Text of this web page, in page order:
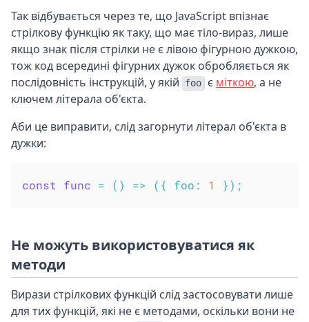
Так відбувається через те, що JavaScript впізнає
стрілкову функцію як таку, що має тіло-вираз, лише
якщо знак після стрілки не є лівою фігурною дужкою,
тож код всередині фігурних дужок обробляється як
послідовність інструкцій, у якій
foo є міткою, а не
ключем літерала об'єкта.
Аби це виправити, слід загорнути літерал об'єкта в
дужки:
const func = ( ) => ( { foo : 1 }) ;
Не можуть використовуватися як
методи
Вирази стрілкових функцій слід застосовувати лише
для тих функцій, які не є методами, оскільки вони не